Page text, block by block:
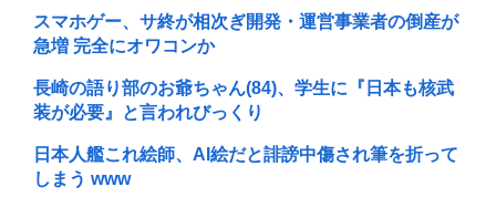
スマホゲー、サ終が相次ぎ開発・運営事業者の倒産が
急増 完全にオワコンか
長崎の語り部のお爺ちゃん(84)、学生に『日本も核武
装が必要』と言われびっくり
日本人艦これ絵師、AI絵だと誹謗中傷され筆を折って
しまう www